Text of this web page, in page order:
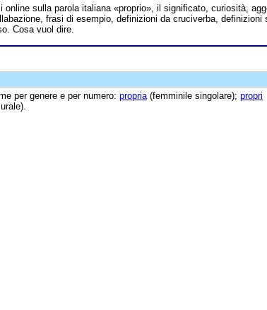
online sulla parola italiana «proprio», il significato, curiosità,
frasi di esempio, definizioni da cruciverba, definizioni
Cosa vuol dire.
per genere e per numero: propria (femminile singolare); propri